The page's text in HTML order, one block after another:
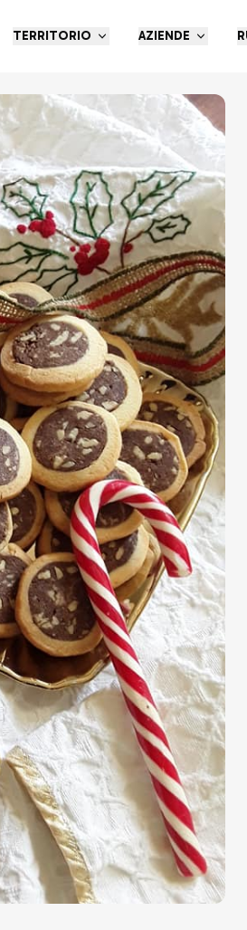
TERRITORIO AZIENDE